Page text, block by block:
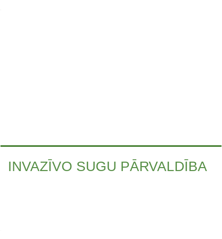
INVAZĪVO SUGU PĀRVALDĪBA